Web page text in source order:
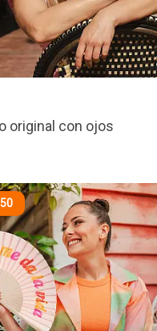
original con ojos